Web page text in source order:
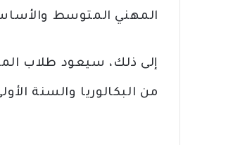
المهني المتوسط والأساسي في 18 من
إلى ذلك، سيعود طلاب
من البكالوريا والسنة الأولى